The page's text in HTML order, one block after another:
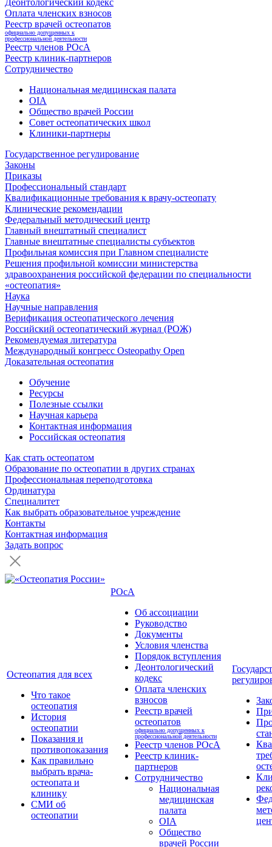
Деонтологический кодекс
Оплата членских взносов
Реестр врачей остеопатов
официально допущенных к
профессиональной деятельности
Реестр членов РОсА
Реестр клиник-партнеров
Сотрудничество
Национальная медицинская палата
OIA
Общество врачей России
Совет остеопатических школ
Клиники-партнеры
Государственное регулирование
Законы
Приказы
Профессиональный стандарт
Квалификационные требования к врачу-остеопату
Клинические рекомендации
Федеральный методический центр
Главный внештатный специалист
Главные внештатные специалисты субъектов
Профильная комиссия при Главном специалисте
Решения профильной комиссии министерства
здравоохранения российской федерации по специальности
«остеопатия»
Наука
Научные направления
Верификация остеопатического лечения
Российский остеопатический журнал (РОЖ)
Рекомендуемая литература
Международный конгресс Osteopathy Open
Доказательная остеопатия
Обучение
Ресурсы
Полезные ссылки
Научная карьера
Контактная информация
Российская остеопатия
Как стать остеопатом
Образование по остеопатии в других странах
Профессиональная переподготовка
Ординатура
Специалитет
Как выбрать образовательное учреждение
Контакты
Контактная информация
Задать вопрос
Остеопатия для всех
Что такое
остеопатия
История
остеопатии
Показания и
противопоказания
Как правильно
выбрать врача-
остеопата и
клинику
СМИ об
остеопатии
РОсА
Об ассоциации
Руководство
Документы
Условия членства
Порядок вступления
Деонтологический
кодекс
Оплата членских
взносов
Реестр врачей
остеопатов
официально допущенных к
профессиональной деятельности
Реестр членов РОсА
Реестр клиник-
партнеров
Сотрудничество
Национальная
медицинская
палата
OIA
Общество
врачей России